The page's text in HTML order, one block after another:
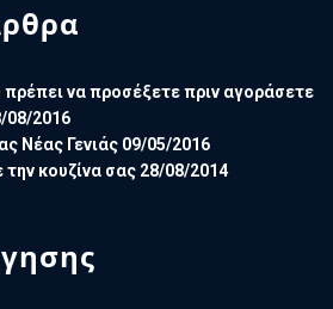
να προσέξετε πριν αγοράσετε
08/2016
Νέας Γενιάς 09/05/2016
κουζίνα σας 28/08/2014